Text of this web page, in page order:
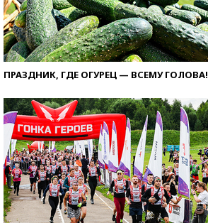
ПРАЗДНИК, ГДЕ ОГУРЕЦ — ВСЕМУ ГОЛОВА!